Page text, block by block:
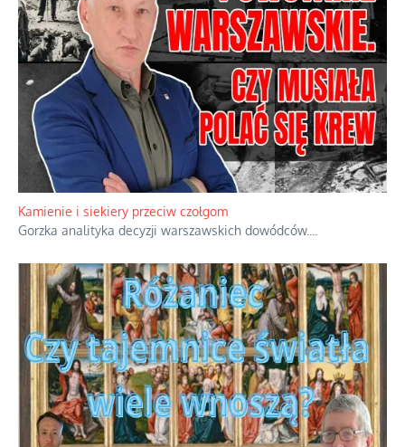
Familijny spór o biskupie sakry
Rodzinna polemika wokół sakr w Écône.